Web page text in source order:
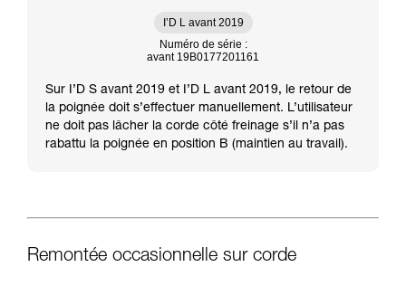
I’D L avant 2019
Numéro de série :
avant 19B0177201161
Sur I’D S avant 2019 et I’D L avant 2019, le retour de
la poignée doit s’effectuer manuellement. L’utilisateur
ne doit pas lâcher la corde côté freinage s’il n’a pas
rabattu la poignée en position B (maintien au travail).
Remontée occasionnelle sur corde